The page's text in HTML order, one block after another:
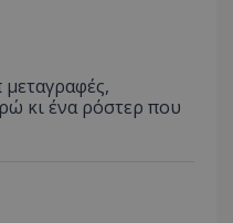
μεταγραφές,
κι ένα ρόστερ που